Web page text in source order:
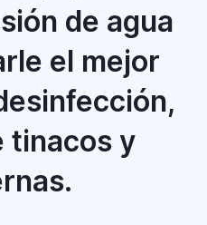
de agua
el mejor
tinacos y